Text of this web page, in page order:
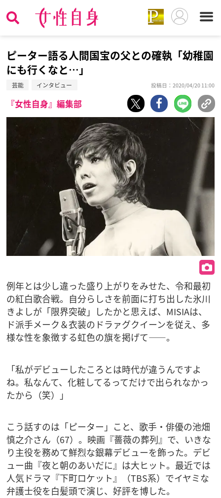
ピーター語る人間国宝の父との確執「幼稚園
にも行くなと…」
芸能 インタビュー 投稿日：2020/04/20 11:00
『女性自身』編集部
例年とは少し違った盛り上がりをみせた、令和最初
の紅白歌合戦。自分らしさを前面に打ち出した氷川
きよしが「限界突破」したかと思えば、MISIAは、
ド派手メーク＆衣装のドラァグクイーンを従え、多
様な性を象徴する虹色の旗を掲げて――。
「私がデビューしたころとは時代が違うんですよ
ね。私なんて、化粧してるってだけで出られなかっ
たから（笑）」
こう話すのは「ピーター」こと、歌手・俳優の池畑
慎之介さん（67）。映画『薔薇の葬列』で、いきな
り主役を務めて鮮烈な銀幕デビューを飾った。デビ
ュー曲『夜と朝のあいだに』は大ヒット。最近では
人気ドラマ『下町ロケット』（TBS系）でイヤミな
弁護士役を白髪頭で演じ、好評を博した。